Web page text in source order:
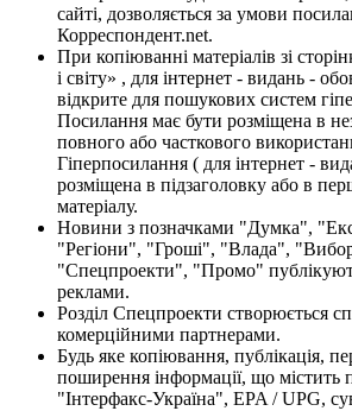
сайті, дозволяється за умови
Корреспондент.net.
При копіюванні матеріалів зі
і світу» , для інтернет - видань -
відкрите для пошукових систем
Посилання має бути розміщена в
повного або часткового
Гіперпосилання ( для інтернет -
розміщена в підзаголовку або в
матеріалу.
Новини з позначками "Думка",
"Регіони", "Гроші", "Влада",
"Спецпроекти", "Промо"
реклами.
Розділ Спецпроекти створюється
комерційними партнерами.
Будь яке копіювання, публікація,
поширення інформації, що містить
"Інтерфакс-Україна", EPA / UPG,